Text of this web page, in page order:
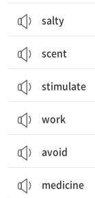
salty
scent
stimulate
work
avoid
medicine